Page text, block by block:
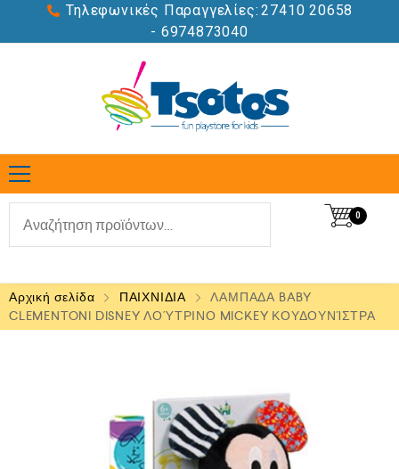
Τηλεφωνικές Παραγγελίες: 27410 20658
- 6974873040
0
Αρχική σελίδα ΠΑΙΧΝΙΔΙΑ
ΛΑΜΠΑΔΑ BABY
CLEMENTONI DISNEY ΛΟΎΤΡΙΝΟ MICKEY ΚΟΥΔΟΥΝΊΣΤΡΑ